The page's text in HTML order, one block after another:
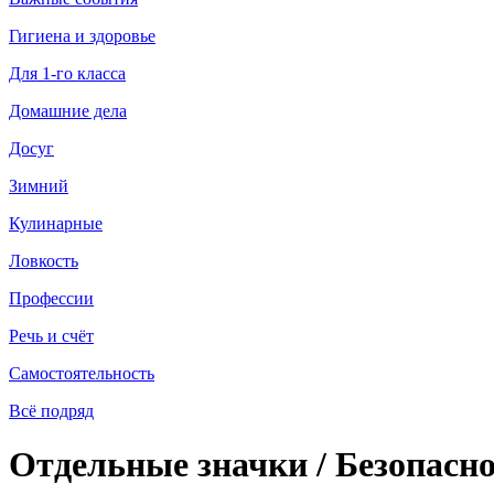
Гигиена и здоровье
Для 1-го класса
Домашние дела
Досуг
Зимний
Кулинарные
Ловкость
Профессии
Речь и счёт
Самостоятельность
Всё подряд
Отдельные значки /